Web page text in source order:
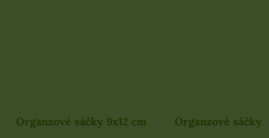
Organzové sáčky 9x12 cm Organzové sáčky